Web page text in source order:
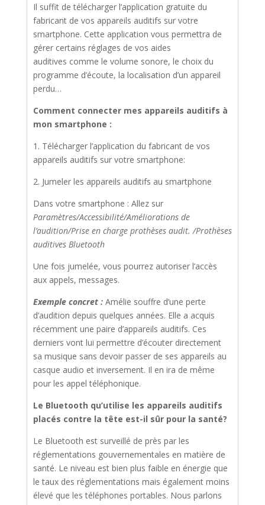
Il suffit de télécharger l’application gratuite du
fabricant de vos appareils auditifs sur votre
smartphone. Cette application vous permettra de
gérer certains réglages de vos aides
auditives comme le volume sonore, le choix du
programme d’écoute, la localisation d’un appareil
perdu…
Comment connecter mes appareils auditifs à
mon smartphone :
1. Télécharger l’application du fabricant de vos
appareils auditifs sur votre smartphone:
2. Jumeler les appareils auditifs au smartphone
Dans votre smartphone : Allez sur
Paramètres/Accessibilité/Améliorations de
l’audition/Prise en charge prothèses audit. /Prothèses
auditives Bluetooth
Une fois jumelée, vous pourrez autoriser l’accès
aux appels, messages.
Exemple concret : Amélie souffre d’une perte
d’audition depuis quelques années. Elle a acquis
récemment une paire d’appareils auditifs. Ces
derniers vont lui permettre d’écouter directement
sa musique sans devoir passer de ses appareils au
casque audio et inversement. Il en ira de même
pour les appel téléphonique.
Le Bluetooth qu’utilise les appareils auditifs
placés contre la tête est-il sûr pour la santé?
Le Bluetooth est surveillé de près par les
réglementations gouvernementales en matière de
santé. Le niveau est bien plus faible en énergie que
le taux des réglementations mais également moins
élevé que les téléphones portables. Nous parlons